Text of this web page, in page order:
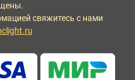
свяжитесь с нами